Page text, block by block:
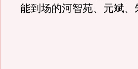
能到场的河智苑、元斌